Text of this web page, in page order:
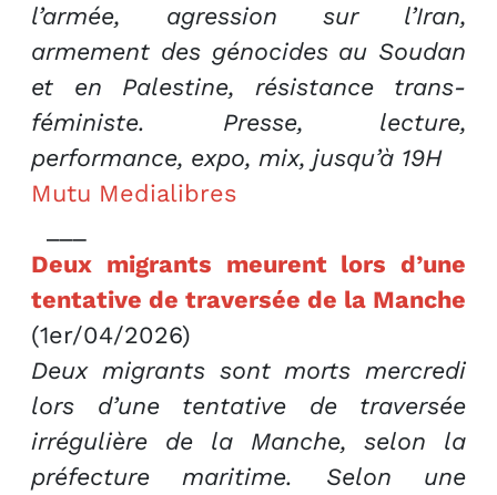
l’armée, agression sur l’Iran,
armement des génocides au Soudan
et en Palestine, résistance trans-
féministe. Presse, lecture,
performance, expo, mix, jusqu’à 19H
Mutu Medialibres
Deux migrants meurent lors d’une
tentative de traversée de la Manche
(1er/04/2026)
Deux migrants sont morts mercredi
lors d’une tentative de traversée
irrégulière de la Manche, selon la
préfecture maritime. Selon une